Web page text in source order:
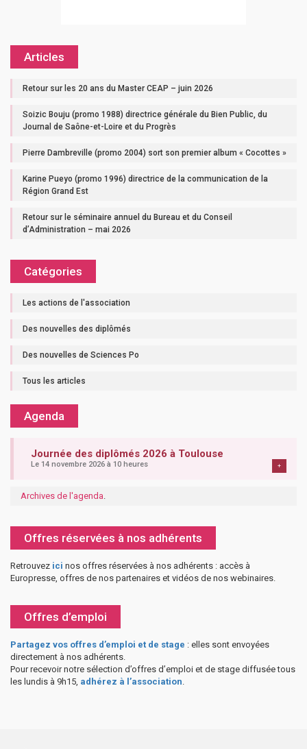
Articles
Retour sur les 20 ans du Master CEAP – juin 2026
Soizic Bouju (promo 1988) directrice générale du Bien Public, du
Journal de Saône-et-Loire et du Progrès
Pierre Dambreville (promo 2004) sort son premier album « Cocottes »
Karine Pueyo (promo 1996) directrice de la communication de la
Région Grand Est
Retour sur le séminaire annuel du Bureau et du Conseil
d’Administration – mai 2026
Catégories
Les actions de l'association
Des nouvelles des diplômés
Des nouvelles de Sciences Po
Tous les articles
Agenda
Journée des diplômés 2026 à Toulouse
Le 14 novembre 2026 à 10 heures +
Archives de l'agenda.
Offres réservées à nos adhérents
Retrouvez ici nos offres réservées à nos adhérents : accès à
Europresse, offres de nos partenaires et vidéos de nos webinaires.
Offres d’emploi
Partagez vos offres d’emploi et de stage : elles sont envoyées
directement à nos adhérents.
Pour recevoir notre sélection d’offres d’emploi et de stage diffusée tous
les lundis à 9h15, adhérez à l’association.